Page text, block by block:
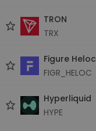
TRON
TRX
Figure Heloc
FIGR_HELOC
Hyperliquid
HYPE